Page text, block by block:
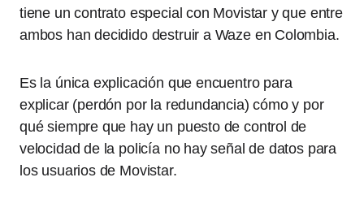
tiene un contrato especial con Movistar y que entre
ambos han decidido destruir a Waze en Colombia.
Es la única explicación que encuentro para
explicar (perdón por la redundancia) cómo y por
qué siempre que hay un puesto de control de
velocidad de la policía no hay señal de datos para
los usuarios de Movistar.